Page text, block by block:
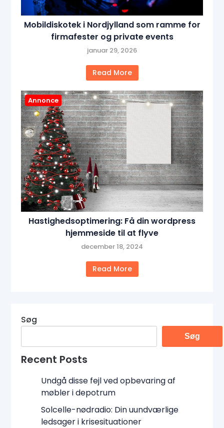
Mobildiskotek i Nordjylland som ramme for
firmafester og private events
januar 29, 2026
Read More
Annonce
Hastighedsoptimering: Få din wordpress
hjemmeside til at flyve
december 18, 2024
Read More
Søg
Søg
Recent Posts
Undgå disse fejl ved opbevaring af
møbler i depotrum
Solcelle-nødradio: Din uundværlige
ledsager i krisesituationer